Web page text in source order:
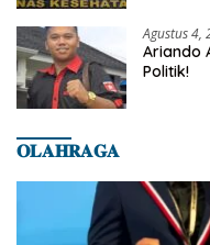
Agustus 4,
Ariando
Politik!
𝐎𝐋𝐀𝐇𝐑𝐀𝐆𝐀